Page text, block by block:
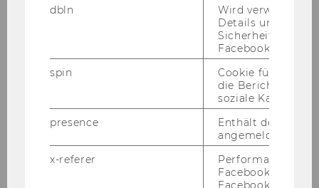
long-term care system
Homo sovieticus: the lost
generation of homeless Polish in
Vienna
Working conditions in residential
dbln
Wird verwendet,
Details und
Facebook-Kontos
spin
Cookie für
die
soziale
presence
Enthält den
angemeldeten
x-referer
Performance-
Facebook in
Facebook-Pixel